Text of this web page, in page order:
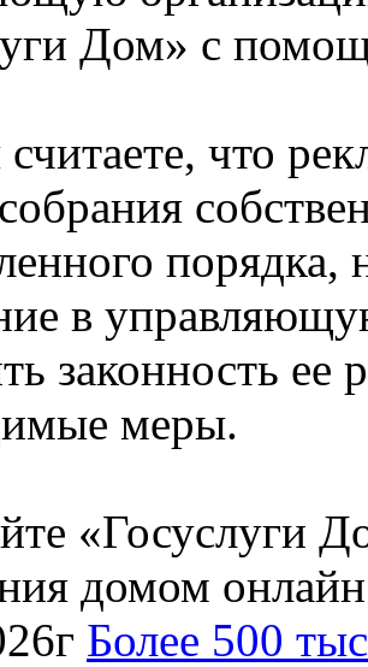
Дом» с
что
порядка,
в
законность ее
меры.
«Госуслуги
домом
Более 500